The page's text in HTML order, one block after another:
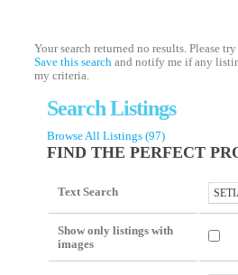
Your search returned no results. Please try
Save this search and notify me if any
my criteria.
Search Listings
Browse All Listings (97)
FIND THE PERFECT
Text Search
Show only listings with
images